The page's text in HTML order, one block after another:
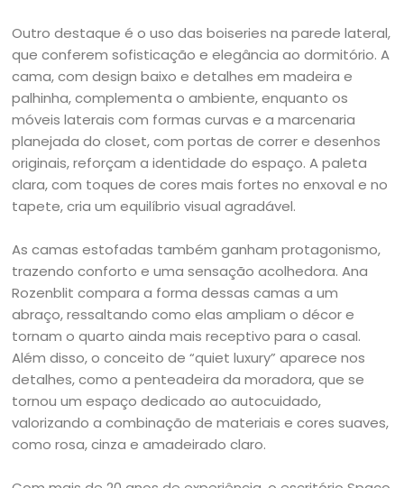
Outro destaque é o uso das boiseries na parede lateral,
que conferem sofisticação e elegância ao dormitório. A
cama, com design baixo e detalhes em madeira e
palhinha, complementa o ambiente, enquanto os
móveis laterais com formas curvas e a marcenaria
planejada do closet, com portas de correr e desenhos
originais, reforçam a identidade do espaço. A paleta
clara, com toques de cores mais fortes no enxoval e no
tapete, cria um equilíbrio visual agradável.
As camas estofadas também ganham protagonismo,
trazendo conforto e uma sensação acolhedora. Ana
Rozenblit compara a forma dessas camas a um
abraço, ressaltando como elas ampliam o décor e
tornam o quarto ainda mais receptivo para o casal.
Além disso, o conceito de “quiet luxury” aparece nos
detalhes, como a penteadeira da moradora, que se
tornou um espaço dedicado ao autocuidado,
valorizando a combinação de materiais e cores suaves,
como rosa, cinza e amadeirado claro.